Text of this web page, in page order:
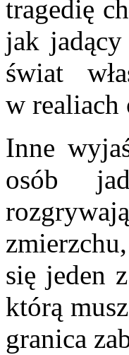
tragedię
jak
świat
w realiach
Inne
osób
się jeden
którą
granica